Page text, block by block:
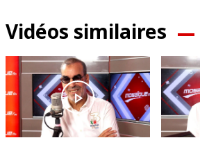
Vidéos similaires
play_arrow